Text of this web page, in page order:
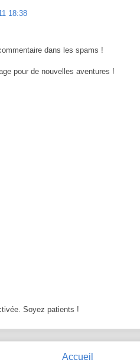
18:38
dans les spams !
pour de nouvelles aventures !
Soyez patients !
Accueil